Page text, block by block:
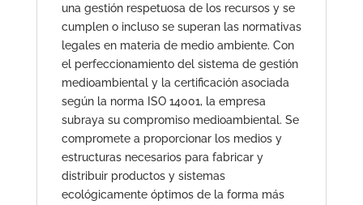
una gestión respetuosa de los recursos y se
cumplen o incluso se superan las normativas
legales en materia de medio ambiente. Con
el perfeccionamiento del sistema de gestión
medioambiental y la certificación asociada
según la norma ISO 14001, la empresa
subraya su compromiso medioambiental. Se
compromete a proporcionar los medios y
estructuras necesarios para fabricar y
distribuir productos y sistemas
ecológicamente óptimos de la forma más